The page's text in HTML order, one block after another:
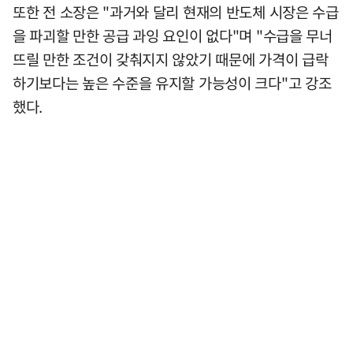
또한 전 소장은 "과거와 달리 현재의 반도체 시장은 수급
을 파괴할 만한 공급 과잉 요인이 없다"며 "수급을 무너
뜨릴 만한 조건이 갖춰지지 않았기 때문에 가격이 급락
하기보다는 높은 수준을 유지할 가능성이 크다"고 강조
했다.